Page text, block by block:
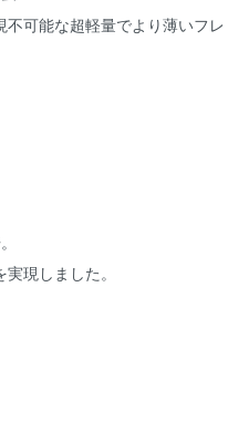
可能な超軽量でより薄いフレ
現しました。